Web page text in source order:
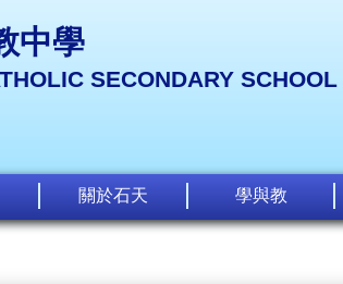
中學
SECONDARY SCHOOL
關於石天 學與教